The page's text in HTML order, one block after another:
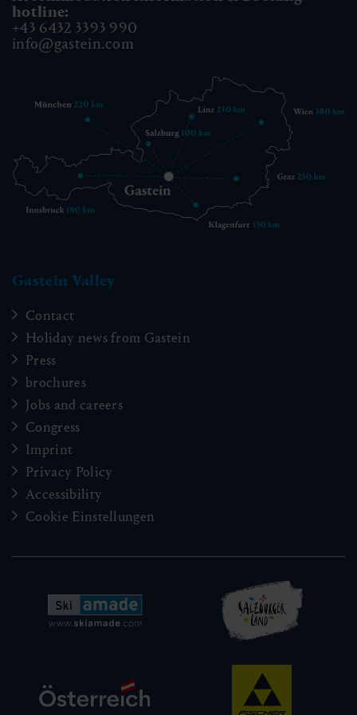
hotline:
+43 6432 3393 990
info@gastein.com
Gastein Valley
Contact
Holiday news from Gastein
Press
brochures
Jobs and careers
Congress
Imprint
Privacy Policy
Accessibility
Cookie Einstellungen